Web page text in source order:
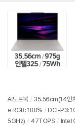
AI노트북 / 35.56cm(14인
e RGB: 100% / DCI-P3:
5GHz) / 47TOPS / Intel